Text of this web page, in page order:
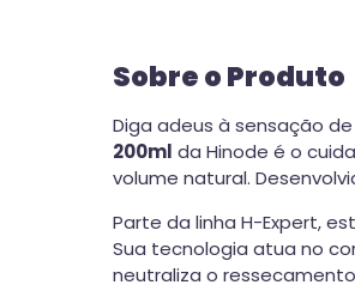
Sobre o Produto
Diga adeus à sensação
200ml da Hinode é o
volume natural.
Parte da linha H-Expert,
Sua tecnologia atua no
neutraliza o